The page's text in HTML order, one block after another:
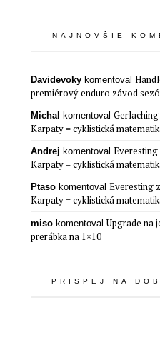
NAJNOVŠIE
Davidevoky komentoval
premiérový enduro závod
Michal komentoval
Karpaty = cyklistická
Andrej komentoval Everesting
Karpaty = cyklistická
Ptaso komentoval Everesting
Karpaty = cyklistická
miso komentovalUpgrade na
prerábka na 1×10
PRISPEJ NA